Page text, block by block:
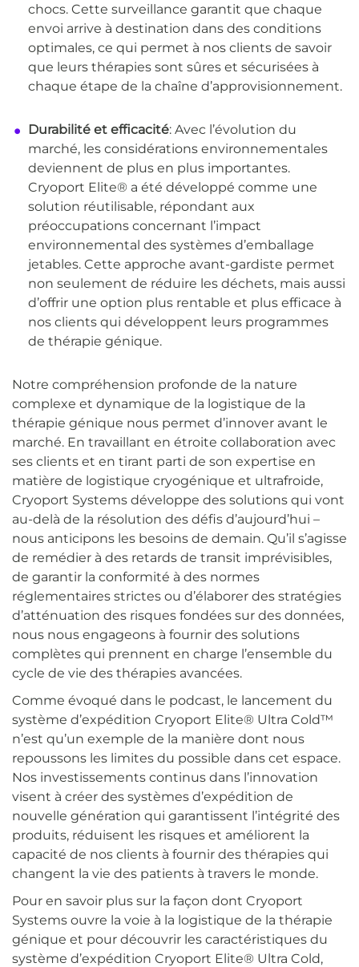
chocs. Cette surveillance garantit que chaque
envoi arrive à destination dans des conditions
optimales, ce qui permet à nos clients de savoir
que leurs thérapies sont sûres et sécurisées à
chaque étape de la chaîne d’approvisionnement.
Durabilité et efficacité: Avec l’évolution du
marché, les considérations environnementales
deviennent de plus en plus importantes.
Cryoport Elite® a été développé comme une
solution réutilisable, répondant aux
préoccupations concernant l’impact
environnemental des systèmes d’emballage
jetables. Cette approche avant-gardiste permet
non seulement de réduire les déchets, mais aussi
d’offrir une option plus rentable et plus efficace à
nos clients qui développent leurs programmes
de thérapie génique.
Notre compréhension profonde de la nature
complexe et dynamique de la logistique de la
thérapie génique nous permet d’innover avant le
marché. En travaillant en étroite collaboration avec
ses clients et en tirant parti de son expertise en
matière de logistique cryogénique et ultrafroide,
Cryoport Systems développe des solutions qui vont
au-delà de la résolution des défis d’aujourd’hui –
nous anticipons les besoins de demain. Qu’il s’agisse
de remédier à des retards de transit imprévisibles,
de garantir la conformité à des normes
réglementaires strictes ou d’élaborer des stratégies
d’atténuation des risques fondées sur des données,
nous nous engageons à fournir des solutions
complètes qui prennent en charge l’ensemble du
cycle de vie des thérapies avancées.
Comme évoqué dans le podcast, le lancement du
système d’expédition Cryoport Elite® Ultra Cold™
n’est qu’un exemple de la manière dont nous
repoussons les limites du possible dans cet espace.
Nos investissements continus dans l’innovation
visent à créer des systèmes d’expédition de
nouvelle génération qui garantissent l’intégrité des
produits, réduisent les risques et améliorent la
capacité de nos clients à fournir des thérapies qui
changent la vie des patients à travers le monde.
Pour en savoir plus sur la façon dont Cryoport
Systems ouvre la voie à la logistique de la thérapie
génique et pour découvrir les caractéristiques du
système d’expédition Cryoport Elite® Ultra Cold,